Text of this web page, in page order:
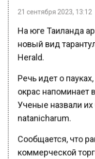
21 сентября 2023, 13:12
На юге Таиланда
новый вид
Herald.
Речь идет о
окрас напоминает
Ученые назвали
natanicharum.
Сообщается, что
коммерческой